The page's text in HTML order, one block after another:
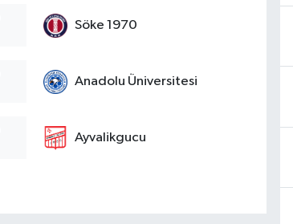
Söke 1970
Anadolu Üniversitesi
Ayvalikgucu